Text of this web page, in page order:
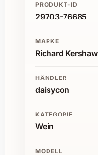
PRODUKT-ID
29703-76685
MARKE
Richard Kershaw
HÄNDLER
daisycon
KATEGORIE
Wein
MODELL